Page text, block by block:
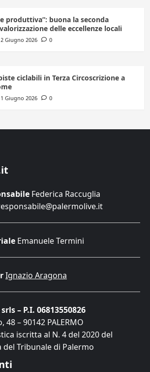
produttiva”: buona la seconda
delle eccellenze locali
Giugno 2026 0
ciclabili in Terza Circoscrizione a
Giugno 2026 0
Federica Raccuglia
Emanuele Termini
Ignazio Aragona
– P.I. 06813550826
– 90142 PALERMO
iscritta al N. 4 del 2020 del
del Tribunale di Palermo